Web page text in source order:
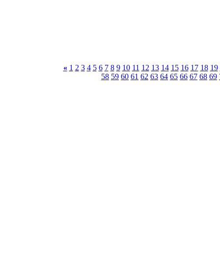
« 1 2 3 4 5 6 7 8 9 10 11 12 13 14 15 16 17 18 19
58 59 60 61 62 63 64 65 66 67 68 69